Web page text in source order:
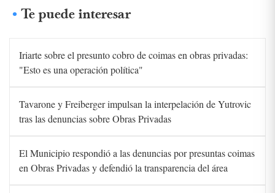
Te puede interesar
Iriarte sobre el presunto cobro de coimas en obras privadas:
"Esto es una operación política"
Tavarone y Freiberger impulsan la interpelación de Yutrovic
tras las denuncias sobre Obras Privadas
El Municipio respondió a las denuncias por presuntas coimas
en Obras Privadas y defendió la transparencia del área